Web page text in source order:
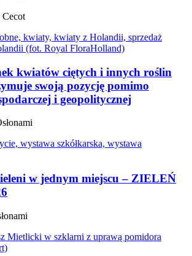
kwiatów ciętych i innych roślin
swoją pozycję pomimo
i geopolitycznej
w jednym miejscu – ZIELEŃ